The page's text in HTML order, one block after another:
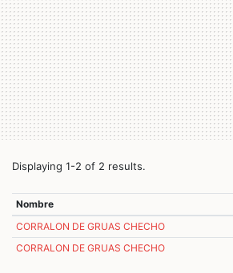
Displaying 1-2 of 2 results.
Nombre
CORRALON DE GRUAS CHECHO
CORRALON DE GRUAS CHECHO